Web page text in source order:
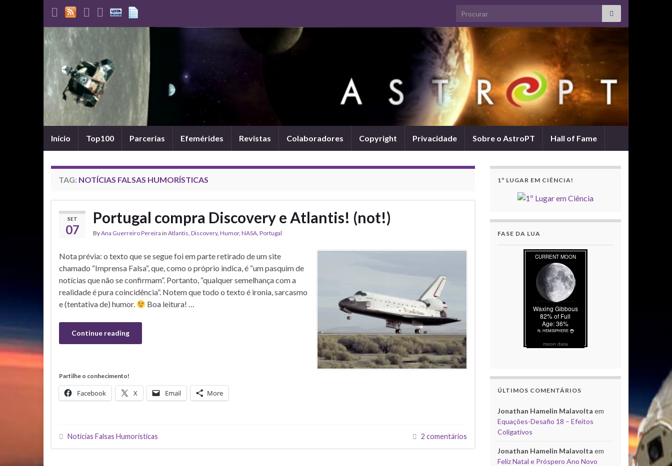
Search for:
Início Top100 Parcerias Efemérides Revistas Colaboradores Copyright Privacidade Sobre o AstroPT Hall of Fame
TAG: NOTÍCIAS FALSAS HUMORÍSTICAS
SET
07
Portugal compra Discovery e Atlantis! (not!)
ByAna Guerreiro Pereira in Atlantis, Discovery, Humor, NASA, Portugal
Nota prévia: o texto que se segue foi em parte retirado de um site
chamado “Imprensa Falsa“, que, como o próprio indica, é “um pasquim de
notícias que não se confirmam”. Portanto, “qualquer semelhança com a
realidade é pura coincidência”. Notem que todo o texto é ironia, sarcasmo
e (tentativa de) humor.
Boa leitura! …
Continue reading
Partilhe o conhecimento!
Facebook X Email More
Notícias Falsas Humorísticas 2 comentários
1º LUGAR EM CIÊNCIA!
FASE DA LUA
moon data
ÚLTIMOS COMENTÁRIOS
Jonathan Hamelin Malavolta em
Equações-Desafio 18 – Efeitos
Coligativos
Jonathan Hamelin Malavolta em
Feliz Natal e Próspero Ano Novo